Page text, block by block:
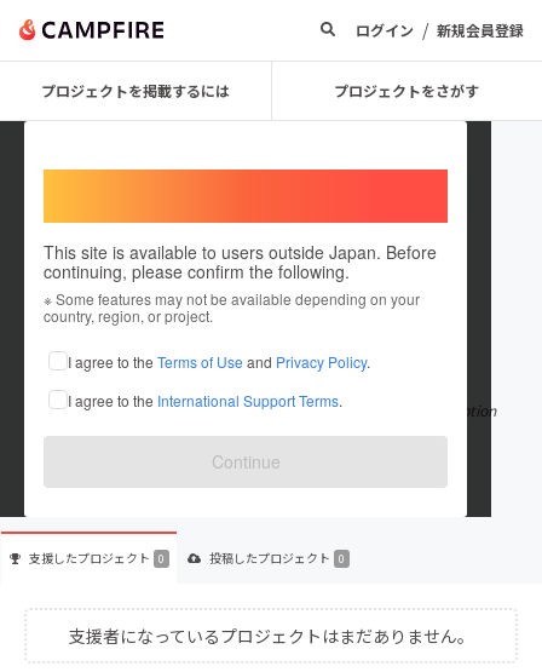
ログイン / 新規会員登録
プロジェクトを掲載するには プロジェクトをさがす
This site is available to users outside Japan. Before
continuing, please confirm the following.
※ Some features may not be available depending on your
country, region, or project.
I agree to the Terms of Use and Privacy Policy.
I agree to the International Support Terms.
Continue
winboxgamingmy
在住国：マレーシア
出身国：マレーシア
With a range of games, including table games and live dealer option
s, Winbox88my online ga もっと見る
支援したプロジェクト 0 投稿したプロジェクト 0
支援者になっているプロジェクトはまだありません。